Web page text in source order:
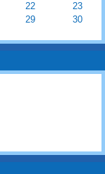
22
23
29
30